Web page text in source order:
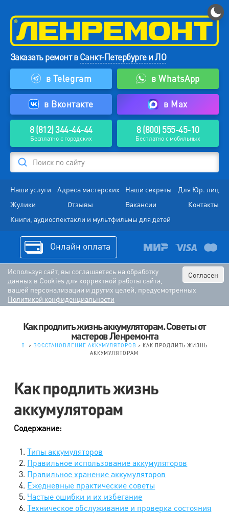
Заказать ремонт вСанкт-Петербурге и ЛО
в Telegram
в WhatsApp
в Вконтакте в Max
8 (812) 344-44-44
Бесплатно с городских
8 (800) 555-45-10
Бесплатно с мобильных
Поиск по сайту
Наши услуги Адреса мастерских Наши секреты
Для Юр. лиц
Жулики
Отзывы Вакансии
Контакты
Книги, аудиоспектакли и мультфильмы для детей
Онлайн оплата
Согласен
Используя сайт, вы соглашаетесь на обработку
данных в Cookies для корректной работы сайта,
вашей персонализации и других целей, предусмотренных
Политикой конфиденциальности
Как продлить жизнь аккумуляторам. Советы от
мастеров Ленремонта
> ВОССТАНОВЛЕНИЕ АККУМУЛЯТОРОВ > КАК ПРОДЛИТЬ ЖИЗНЬ
АККУМУЛЯТОРАМ
Как продлить жизнь
аккумуляторам
Содержание:
Типы аккумуляторов
Правильное использование аккумуляторов
Правильное хранение аккумуляторов
Ежедневные практические советы
Частые ошибки и их избегание
Техническое обслуживание и проверка состояния